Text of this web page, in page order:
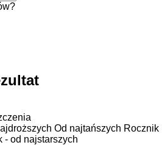
Od najtańszych Rocznik
- od najstarszych